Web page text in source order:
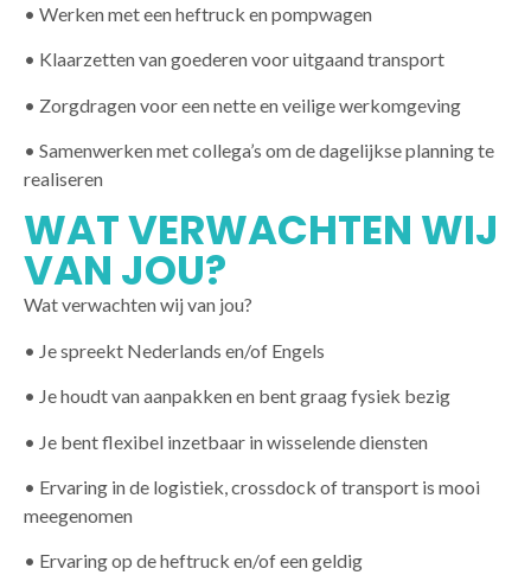
• Werken met een heftruck en pompwagen
• Klaarzetten van goederen voor uitgaand transport
• Zorgdragen voor een nette en veilige werkomgeving
• Samenwerken met collega’s om de dagelijkse planning te
realiseren
WAT VERWACHTEN WIJ
VAN JOU?
Wat verwachten wij van jou?
• Je spreekt Nederlands en/of Engels
• Je houdt van aanpakken en bent graag fysiek bezig
• Je bent flexibel inzetbaar in wisselende diensten
• Ervaring in de logistiek, crossdock of transport is mooi
meegenomen
• Ervaring op de heftruck en/of een geldig